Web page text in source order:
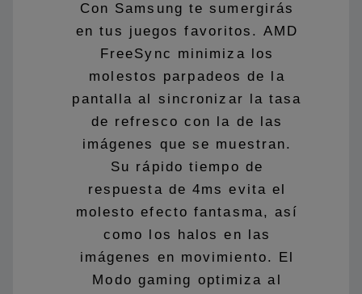
Con Samsung te sumergirás
en tus juegos favoritos. AMD
FreeSync minimiza los
molestos parpadeos de la
pantalla al sincronizar la tasa
de refresco con la de las
imágenes que se muestran.
Su rápido tiempo de
respuesta de 4ms evita el
molesto efecto fantasma, así
como los halos en las
imágenes en movimiento. El
Modo gaming optimiza al